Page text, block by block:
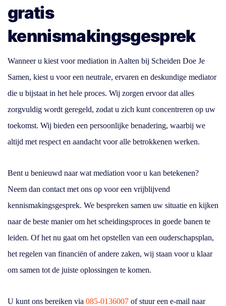
gratis
kennismakingsgesprek
Wanneer u kiest voor mediation in Aalten bij Scheiden Doe Je
Samen, kiest u voor een neutrale, ervaren en deskundige mediator
die u bijstaat in het hele proces. Wij zorgen ervoor dat alles
zorgvuldig wordt geregeld, zodat u zich kunt concentreren op uw
toekomst. Wij bieden een persoonlijke benadering, waarbij we
altijd met respect en aandacht voor alle betrokkenen werken.
Bent u benieuwd naar wat mediation voor u kan betekenen?
Neem dan contact met ons op voor een vrijblijvend
kennismakingsgesprek. We bespreken samen uw situatie en kijken
naar de beste manier om het scheidingsproces in goede banen te
leiden. Of het nu gaat om het opstellen van een ouderschapsplan,
het regelen van financiën of andere zaken, wij staan voor u klaar
om samen tot de juiste oplossingen te komen.
U kunt ons bereiken via 085-0136007 of stuur een e-mail naar